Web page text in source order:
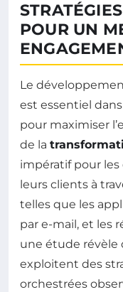
POUR UN
Le
est essentiel
pour maximiser
de la
impératif pour les
leurs clients à
telles que les
par e-mail, et les
une étude révèle
exploitent des
orchestrées